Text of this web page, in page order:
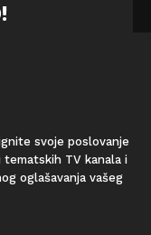
svoje poslovanje
tematskih TV kanala i
oglašavanja vašeg